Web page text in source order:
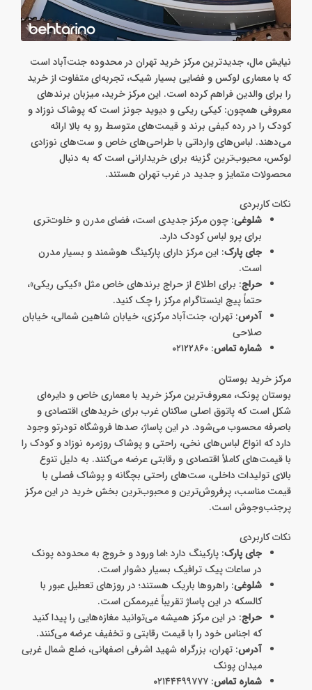
نیایش مال، جدیدترین مرکز خرید تهران در محدوده جنت‌آباد است
که با معماری لوکس و فضایی بسیار شیک، تجربه‌ای متفاوت از خرید
را برای والدین فراهم کرده است. این مرکز خرید، میزبان برندهای
معروفی همچون: کیکی ریکی و دیوید جونز است که پوشاک نوزاد و
کودک را در رده کیفی برند و قیمت‌های متوسط رو به بالا ارائه
می‌دهند. لباس‌های وارداتی با طراحی‌های خاص و ست‌های نوزادی
لوکس، محبوب‌ترین گزینه برای خریدارانی است که به دنبال
محصولات متمایز و جدید در غرب تهران هستند.
نکات کاربردی
شلوغی: چون مرکز جدیدی است، فضای مدرن و خلوت‌تری
برای پرو لباس کودک دارد.
جای پارک: این مرکز دارای پارکینگ هوشمند و بسیار مدرن
است.
حراج: برای اطلاع از حراج برندهای خاص مثل «کیکی ریکی»،
حتماً پیج اینستاگرام مرکز را چک کنید.
آدرس: تهران، جنت‌آباد مرکزی، خیابان شاهین شمالی، خیابان
صلاحی
شماره تماس: ۰۲۱۲۲۸۶۰
مرکز خرید بوستان
بوستان پونک، معروف‌ترین مرکز خرید با معماری خاص و دایره‌ای
شکل است که پاتوق اصلی ساکنان غرب برای خریدهای اقتصادی و
باصرفه محسوب می‌شود. در این پاساژ، صدها فروشگاه تودرتو وجود
دارد که انواع لباس‌های نخی، راحتی و پوشاک روزمره نوزاد و کودک را
با قیمت‌های کاملاً اقتصادی و رقابتی عرضه می‌کنند. به دلیل تنوع
بالای تولیدات داخلی، ست‌های راحتی بچگانه و پوشاک فصلی با
قیمت مناسب، پرفروش‌ترین و محبوب‌ترین بخش خرید در این مرکز
پرجنب‌وجوش است.
نکات کاربردی
جای پارک: پارکینگ دارد ؛اما ورود و خروج به محدوده پونک
در ساعات پیک ترافیک بسیار دشوار است.
شلوغی: راهروها باریک هستند؛ در روزهای تعطیل عبور با
کالسکه در این پاساژ تقریباً غیرممکن است.
حراج: در این مرکز همیشه می‌توانید مغازه‌هایی را پیدا کنید
که اجناس خود را با قیمت رقابتی و تخفیف عرضه می‌کنند.
آدرس: تهران، بزرگراه شهید اشرفی اصفهانی، ضلع شمال غربی
میدان پونک
شماره تماس: ۰۲۱۴۴۴۹۹۷۷۷